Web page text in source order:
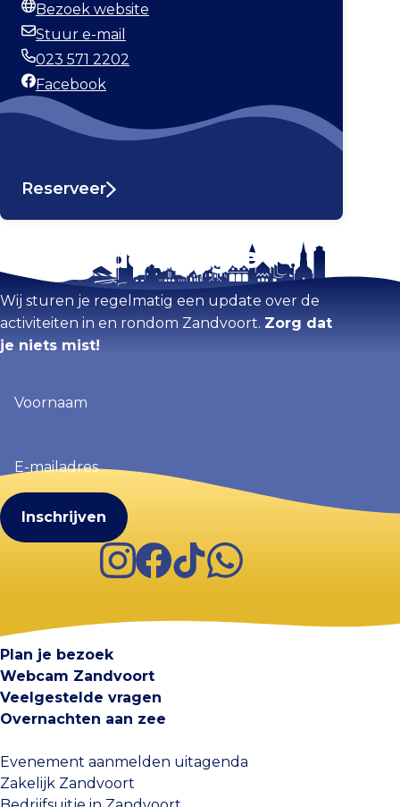
Website
Bezoek website
E-mailadres
Stuur e-mail
Telefoonnummer
023 571 2202
Facebook
Facebook
Reserveer
Kaart vergroten
Blijf op de hoogte
Wij sturen je regelmatig een update over de
activiteiten in en rondom Zandvoort. Zorg dat
je niets mist!
(Vereist)
mailadres
(Vereist)
InstagramFacebook
TikTokWhatsApp
Plan je bezoek
Webcam Zandvoort
Veelgestelde vragen
Overnachten aan zee
Evenement aanmelden uitagenda
Zakelijk Zandvoort